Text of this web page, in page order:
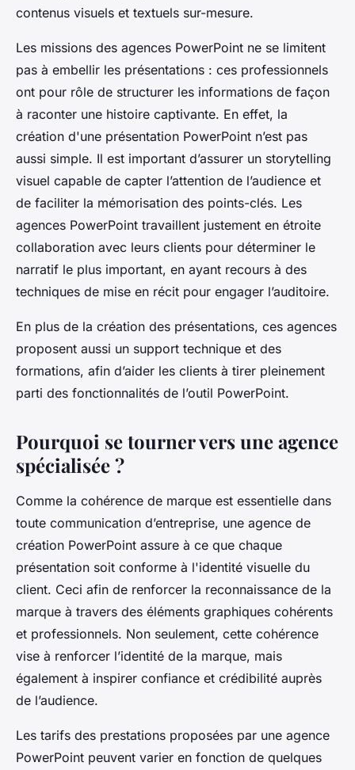
contenus visuels et textuels sur-mesure.
Les missions des agences PowerPoint ne se limitent
pas à embellir les présentations : ces professionnels
ont pour rôle de structurer les informations de façon
à raconter une histoire captivante. En effet, la
création d'une présentation PowerPoint n’est pas
aussi simple. Il est important d’assurer un storytelling
visuel capable de capter l’attention de l’audience et
de faciliter la mémorisation des points-clés. Les
agences PowerPoint travaillent justement en étroite
collaboration avec leurs clients pour déterminer le
narratif le plus important, en ayant recours à des
techniques de mise en récit pour engager l’auditoire.
En plus de la création des présentations, ces agences
proposent aussi un support technique et des
formations, afin d’aider les clients à tirer pleinement
parti des fonctionnalités de l’outil PowerPoint.
Pourquoi se tourner vers une agence
spécialisée ?
Comme la cohérence de marque est essentielle dans
toute communication d’entreprise, une agence de
création PowerPoint assure à ce que chaque
présentation soit conforme à l'identité visuelle du
client. Ceci afin de renforcer la reconnaissance de la
marque à travers des éléments graphiques cohérents
et professionnels. Non seulement, cette cohérence
vise à renforcer l’identité de la marque, mais
également à inspirer confiance et crédibilité auprès
de l’audience.
Les tarifs des prestations proposées par une agence
PowerPoint peuvent varier en fonction de quelques